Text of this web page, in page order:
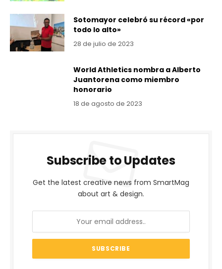
Sotomayor celebró su récord «por
todo lo alto»
28 de julio de 2023
World Athletics nombra a Alberto
Juantorena como miembro
honorario
18 de agosto de 2023
Subscribe to Updates
Get the latest creative news from SmartMag
about art & design.